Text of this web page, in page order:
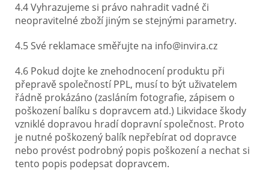
4.4 Vyhrazujeme si právo nahradit vadné či
neopravitelné zboží jiným se stejnými parametry.
4.5 Své reklamace směřujte na info@invira.cz
4.6 Pokud dojte ke znehodnocení produktu při
přepravě společností PPL, musí to být uživatelem
řádně prokázáno (zasláním fotografie, zápisem o
poškození balíku s dopravcem atd.) Likvidace škody
vzniklé dopravou hradí dopravní společnost. Proto
je nutné poškozený balík nepřebírat od dopravce
nebo provést podrobný popis poškození a nechat si
tento popis podepsat dopravcem.